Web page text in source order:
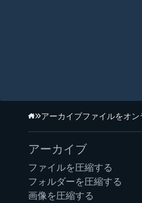
ホーム
アーカイブファイルをオ
アーカイブ
ファイルを圧縮する
フォルダーを圧縮する
画像を圧縮する